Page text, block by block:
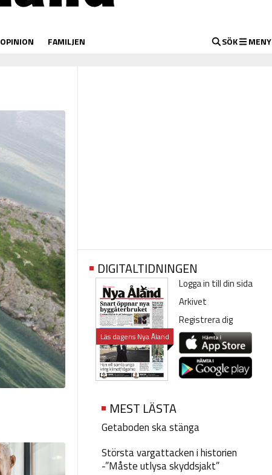
OPINION FAMILJEN SÖK MENY
DIGITALTIDNINGEN
Läs dagens Nya Åland
Logga in till din sida
Arkivet
Registrera dig
MEST LÄSTA
Getaboden ska stänga
Största vargattacken i historien
-”Måste utlysa skyddsjakt”